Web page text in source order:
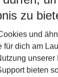
Imerovigli
Imerovigli
zu
und
für dich am
unserer
bieten